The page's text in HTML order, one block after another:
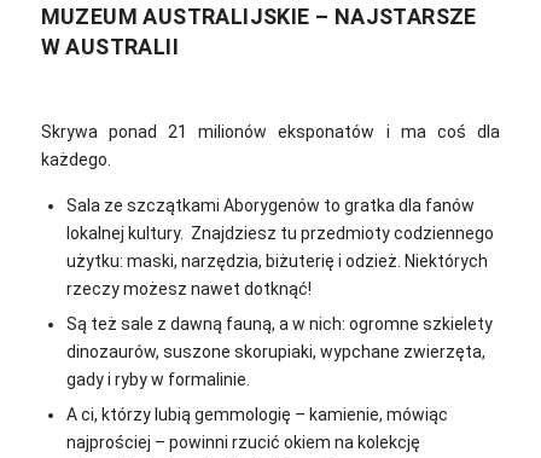
MUZEUM AUSTRALIJSKIE – NAJSTARSZE
W AUSTRALII
Skrywa ponad 21 milionów eksponatów i ma coś dla
każdego.
Sala ze szczątkami Aborygenów to gratka dla fanów
lokalnej kultury. Znajdziesz tu przedmioty codziennego
użytku: maski, narzędzia, biżuterię i odzież. Niektórych
rzeczy możesz nawet dotknąć!
Są też sale z dawną fauną, a w nich: ogromne szkielety
dinozaurów, suszone skorupiaki, wypchane zwierzęta,
gady i ryby w formalinie.
A ci, którzy lubią gemmologię – kamienie, mówiąc
najprościej – powinni rzucić okiem na kolekcję